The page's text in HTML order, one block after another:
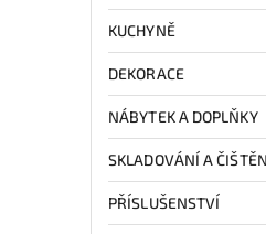
KUCHYNĚ
DEKORACE
NÁBYTEK A DOPLŇKY
SKLADOVÁNÍ A
PŘÍSLUŠENSTVÍ